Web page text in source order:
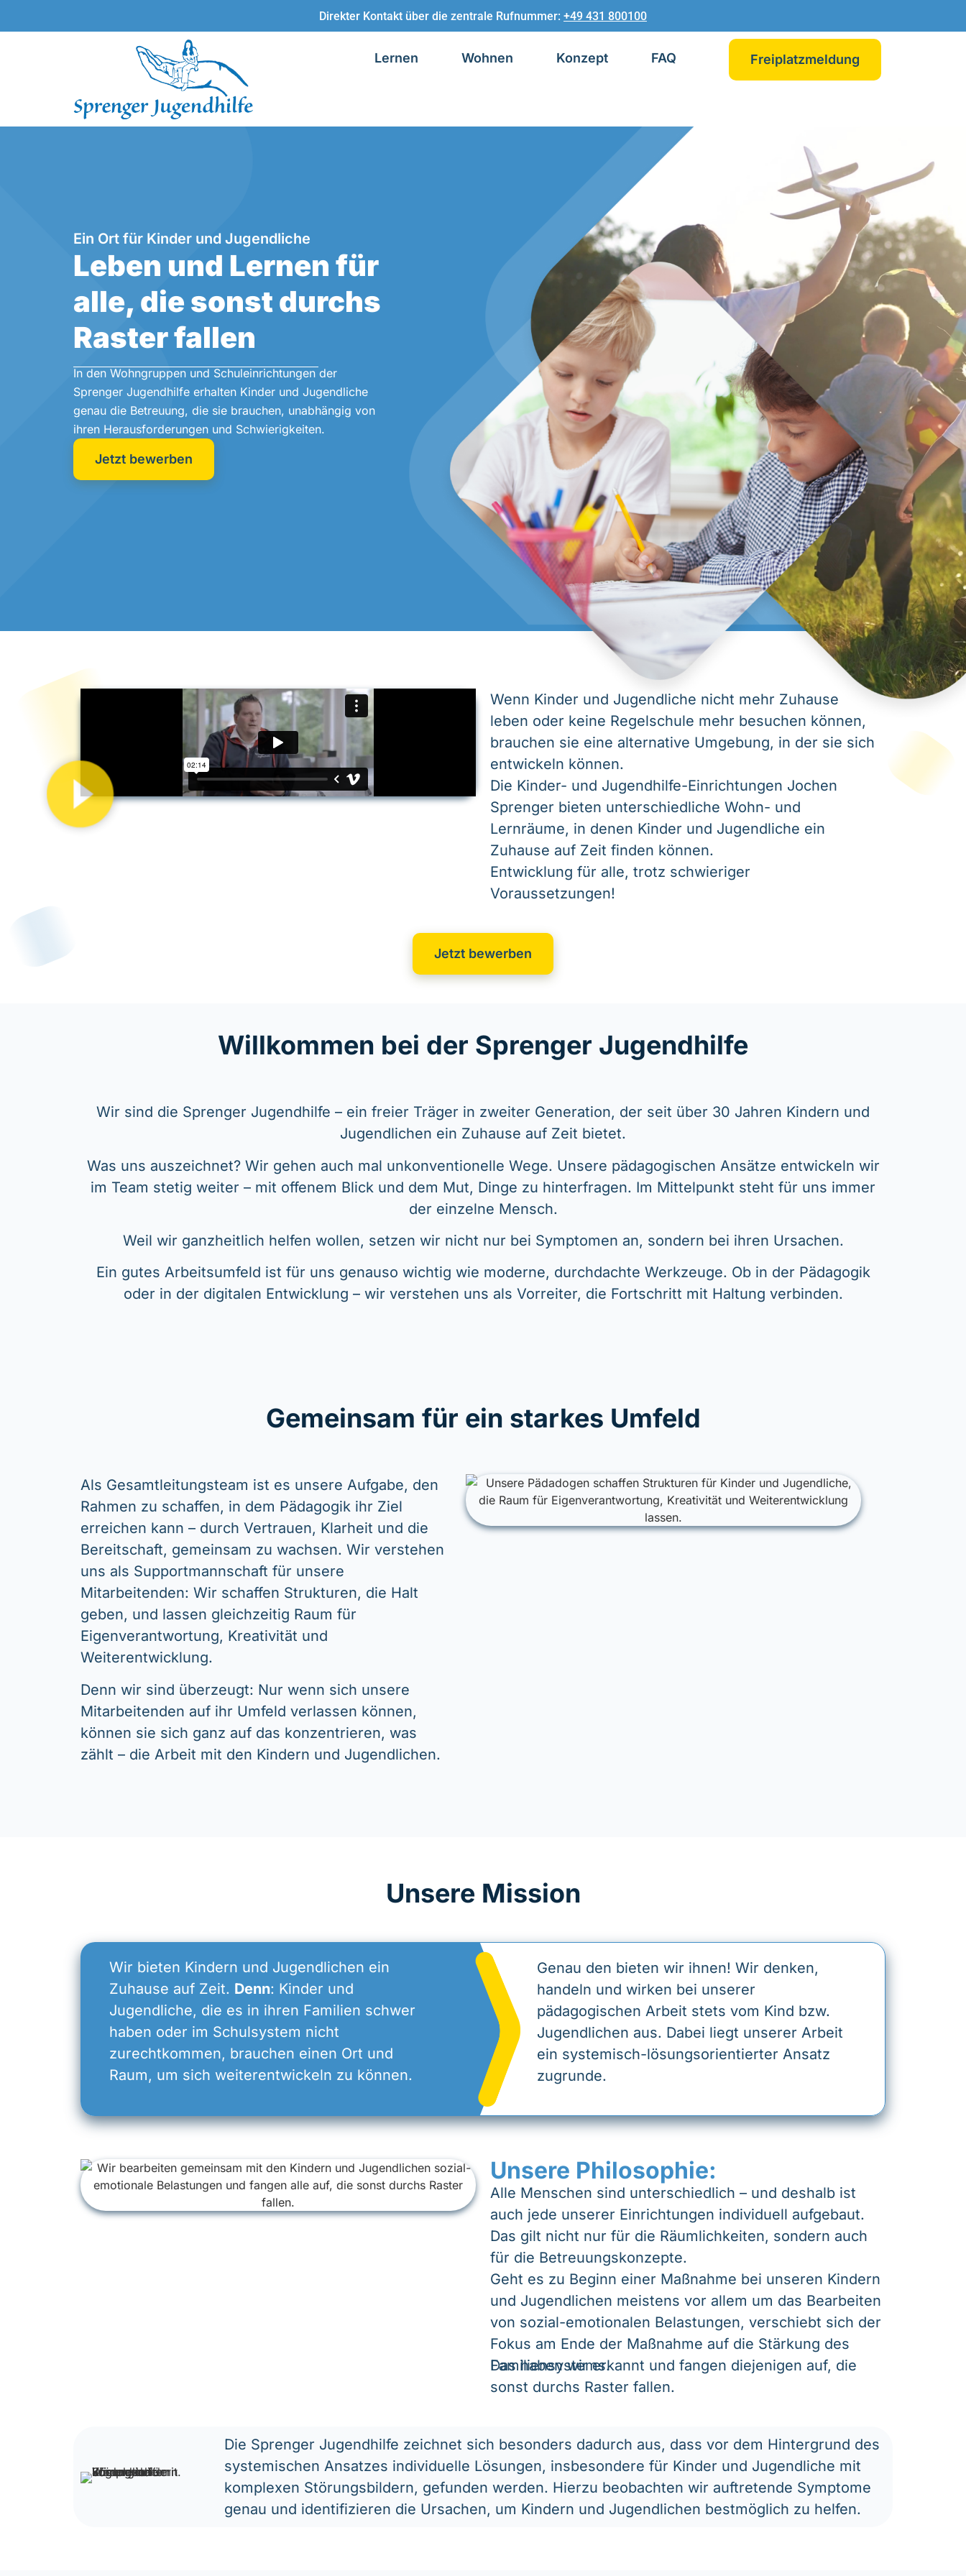
Direkter Kontakt über die zentrale Rufnummer: +49 431 800100
Lernen Wohnen Konzept FAQ Freiplatzmeldung
Ein Ort für Kinder und Jugendliche
Leben und Lernen für
alle, die sonst durchs
Raster fallen
In den Wohngruppen und Schuleinrichtungen der
Sprenger Jugendhilfe erhalten Kinder und Jugendliche
genau die Betreuung, die sie brauchen, unabhängig von
ihren Herausforderungen und Schwierigkeiten.
Jetzt bewerben
Wenn Kinder und Jugendliche nicht mehr Zuhause
leben oder keine Regelschule mehr besuchen können,
brauchen sie eine alternative Umgebung, in der sie sich
entwickeln können.
Die Kinder- und Jugendhilfe-Einrichtungen Jochen
Sprenger bieten unterschiedliche Wohn- und
Lernräume, in denen Kinder und Jugendliche ein
Zuhause auf Zeit finden können.
Entwicklung für alle, trotz schwieriger
Voraussetzungen!
Jetzt bewerben
Willkommen bei der Sprenger Jugendhilfe
Wir sind die Sprenger Jugendhilfe – ein freier Träger in zweiter Generation, der seit über 30 Jahren Kindern und
Jugendlichen ein Zuhause auf Zeit bietet.
Was uns auszeichnet? Wir gehen auch mal unkonventionelle Wege. Unsere pädagogischen Ansätze entwickeln wir
im Team stetig weiter – mit offenem Blick und dem Mut, Dinge zu hinterfragen. Im Mittelpunkt steht für uns immer
der einzelne Mensch.
Weil wir ganzheitlich helfen wollen, setzen wir nicht nur bei Symptomen an, sondern bei ihren Ursachen.
Ein gutes Arbeitsumfeld ist für uns genauso wichtig wie moderne, durchdachte Werkzeuge. Ob in der Pädagogik
oder in der digitalen Entwicklung – wir verstehen uns als Vorreiter, die Fortschritt mit Haltung verbinden.
Gemeinsam für ein starkes Umfeld
Als Gesamtleitungsteam ist es unsere Aufgabe, den
Rahmen zu schaffen, in dem Pädagogik ihr Ziel
erreichen kann – durch Vertrauen, Klarheit und die
Bereitschaft, gemeinsam zu wachsen. Wir verstehen
uns als Supportmannschaft für unsere
Mitarbeitenden: Wir schaffen Strukturen, die Halt
geben, und lassen gleichzeitig Raum für
Eigenverantwortung, Kreativität und
Weiterentwicklung.
Denn wir sind überzeugt: Nur wenn sich unsere
Mitarbeitenden auf ihr Umfeld verlassen können,
können sie sich ganz auf das konzentrieren, was
zählt – die Arbeit mit den Kindern und Jugendlichen.
Unsere Mission
Wir bieten Kindern und Jugendlichen ein
Zuhause auf Zeit. Denn: Kinder und
Jugendliche, die es in ihren Familien schwer
haben oder im Schulsystem nicht
zurechtkommen, brauchen einen Ort und
Raum, um sich weiterentwickeln zu können.
Genau den bieten wir ihnen! Wir denken,
handeln und wirken bei unserer
pädagogischen Arbeit stets vom Kind bzw.
Jugendlichen aus. Dabei liegt unserer Arbeit
ein systemisch-lösungsorientierter Ansatz
zugrunde.
Unsere Philosophie:
Alle Menschen sind unterschiedlich – und deshalb ist
auch jede unserer Einrichtungen individuell aufgebaut.
Das gilt nicht nur für die Räumlichkeiten, sondern auch
für die Betreuungskonzepte.
Geht es zu Beginn einer Maßnahme bei unseren Kindern
und Jugendlichen meistens vor allem um das Bearbeiten
von sozial-emotionalen Belastungen, verschiebt sich der
Fokus am Ende der Maßnahme auf die Stärkung des
Familiensystems.
Das haben wir erkannt und fangen diejenigen auf, die
sonst durchs Raster fallen.
Die Sprenger Jugendhilfe zeichnet sich besonders dadurch aus, dass vor dem Hintergrund des
systemischen Ansatzes individuelle Lösungen, insbesondere für Kinder und Jugendliche mit
komplexen Störungsbildern, gefunden werden. Hierzu beobachten wir auftretende Symptome
genau und identifizieren die Ursachen, um Kindern und Jugendlichen bestmöglich zu helfen.